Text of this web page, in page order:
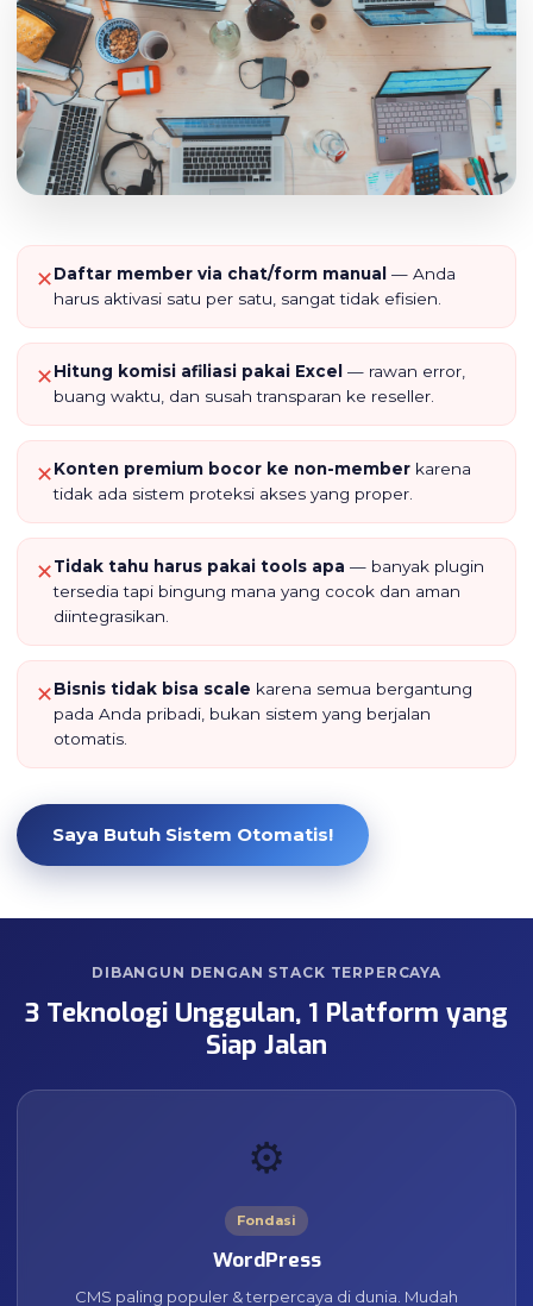
✕Daftar member via chat/form manual — Anda
harus aktivasi satu per satu, sangat tidak efisien.
✕Hitung komisi afiliasi pakai Excel — rawan error,
buang waktu, dan susah transparan ke reseller.
✕Konten premium bocor ke non-member karena
tidak ada sistem proteksi akses yang proper.
✕Tidak tahu harus pakai tools apa — banyak plugin
tersedia tapi bingung mana yang cocok dan aman
diintegrasikan.
✕Bisnis tidak bisa scale karena semua bergantung
pada Anda pribadi, bukan sistem yang berjalan
otomatis.
Saya Butuh Sistem Otomatis!
DIBANGUN DENGAN STACK TERPERCAYA
3 Teknologi Unggulan, 1 Platform yang
Siap Jalan
⚙️
Fondasi
WordPress
CMS paling populer & terpercaya di dunia. Mudah